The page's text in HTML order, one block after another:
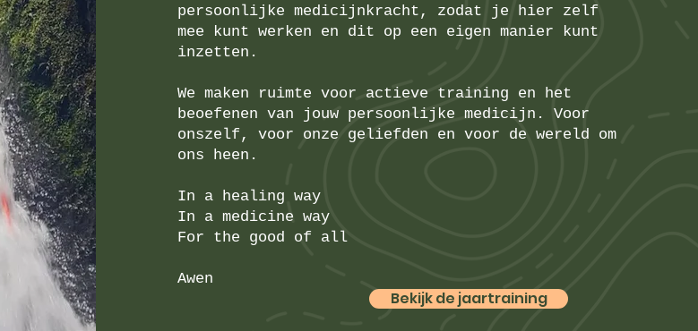
persoonlijke medicijnkracht, zodat je hier zelf
mee kunt werken en dit op een eigen manier kunt
inzetten.
We maken ruimte voor actieve training en het
beoefenen van jouw persoonlijke medicijn. Voor
onszelf, voor onze geliefden en voor de wereld om
ons heen.
In a healing way
In a medicine way
For the good of all
Awen
Bekijk de jaartraining